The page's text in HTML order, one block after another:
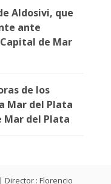
Aldosivi, que
ante
de Mar
de los
Mar del Plata
Mar del Plata
Director : Florencio